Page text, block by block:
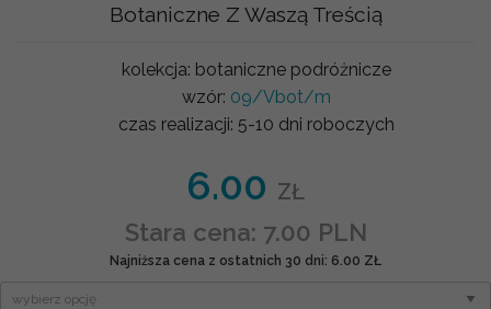
Botaniczne Z Waszą Treścią
kolekcja: botaniczne podróżnicze
wzór: 09/Vbot/m
czas realizacji: 5-10 dni roboczych
6.00 ZŁ
Stara cena: 7.00 PLN
Najniższa cena z ostatnich 30 dni: 6.00 ZŁ